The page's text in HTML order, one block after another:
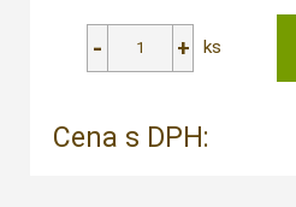
ks
Cena s DPH: